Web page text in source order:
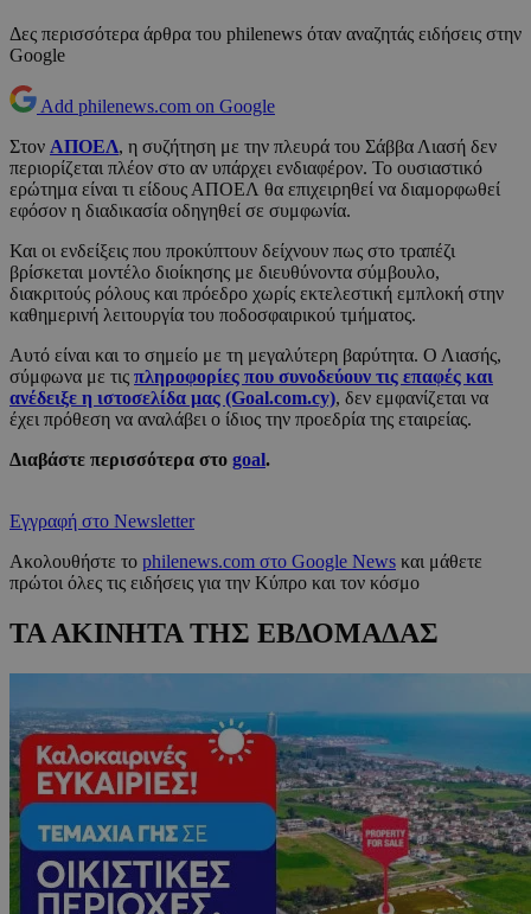
Δες περισσότερα άρθρα του philenews όταν αναζητάς ειδήσεις στην
Google
Add philenews.com on Google
Στον ΑΠΟΕΛ, η συζήτηση με την πλευρά του Σάββα Λιασή δεν
περιορίζεται πλέον στο αν υπάρχει ενδιαφέρον. Το ουσιαστικό
ερώτημα είναι τι είδους ΑΠΟΕΛ θα επιχειρηθεί να διαμορφωθεί
εφόσον η διαδικασία οδηγηθεί σε συμφωνία.
Και οι ενδείξεις που προκύπτουν δείχνουν πως στο τραπέζι
βρίσκεται μοντέλο διοίκησης με διευθύνοντα σύμβουλο,
διακριτούς ρόλους και πρόεδρο χωρίς εκτελεστική εμπλοκή στην
καθημερινή λειτουργία του ποδοσφαιρικού τμήματος.
Αυτό είναι και το σημείο με τη μεγαλύτερη βαρύτητα. Ο Λιασής,
σύμφωνα με τις πληροφορίες που συνοδεύουν τις επαφές και
ανέδειξε η ιστοσελίδα μας (Goal.com.cy), δεν εμφανίζεται να
έχει πρόθεση να αναλάβει ο ίδιος την προεδρία της εταιρείας.
Διαβάστε περισσότερα στο goal.
Εγγραφή στο Newsletter
Ακολουθήστε το philenews.com στο Google News και μάθετε
πρώτοι όλες τις ειδήσεις για την Κύπρο και τον κόσμο
ΤΑ ΑΚΙΝΗΤΑ ΤΗΣ ΕΒΔΟΜΑΔΑΣ